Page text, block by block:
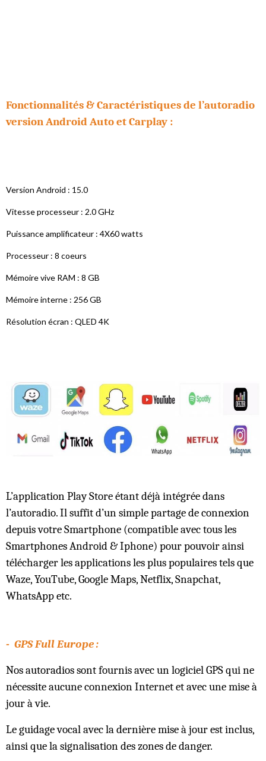
Fonctionnalités & Caractéristiques de l’autoradio
version Android Auto et Carplay :
Version Android : 15.0
Vitesse processeur : 2.0 GHz
Puissance amplificateur : 4X60 watts
Processeur : 8 coeurs
Mémoire vive RAM : 8 GB
Mémoire interne : 256 GB
Résolution écran : QLED 4K
L’application Play Store étant déjà intégrée dans
l’autoradio. Il suffit d’un simple partage de connexion
depuis votre Smartphone (compatible avec tous les
Smartphones Android & Iphone) pour pouvoir ainsi
télécharger les applications les plus populaires tels que
Waze, YouTube, Google Maps, Netflix, Snapchat,
WhatsApp etc.
- GPS Full Europe :
Nos autoradios sont fournis avec un logiciel GPS qui ne
nécessite aucune connexion Internet et avec une mise à
jour à vie.
Le guidage vocal avec la dernière mise à jour est inclus,
ainsi que la signalisation des zones de danger.